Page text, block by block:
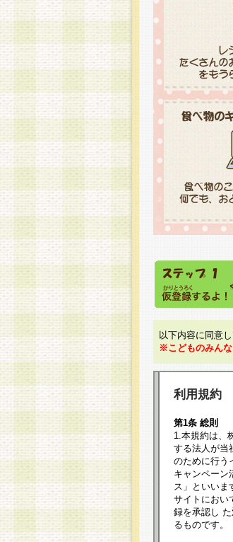
以下内容に同意
※こどものみんな
利用規約
第1条 総則
1.本規約は、
する法人が当
のために行う
キャンペーン
ス」といいま
サイトにおい
録を承認し
るものです。